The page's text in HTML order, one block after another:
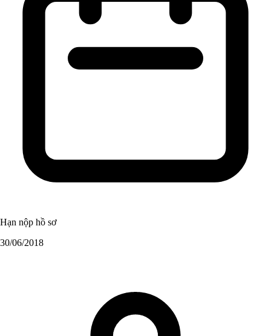
Hạn nộp hồ sơ
30/06/2018